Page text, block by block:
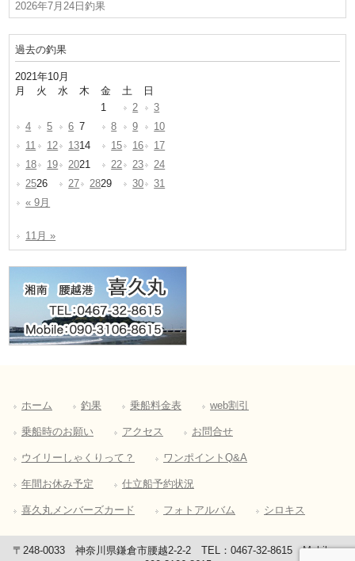
2026年7月24日釣果
過去の釣果
2021年10月
月
火 水 木 金 土
日
1
2
3
4
5 6 7 8 9
10
11
12 1314 15 16
17
18
19 2021 22 23
24
2526 27 2829 30
31
« 9月
11月 »
ホーム 釣果 乗船料金表 web割引
乗船時のお願い アクセス お問合せ
ウイリーしゃくりって？ ワンポイントQ&A
年間お休み予定 仕立船予約状況
喜久丸メンバーズカード フォトアルバム シロキス
〒248-0033 神奈川県鎌倉市腰越2-2-2 TEL：0467-32-8615 Mobile：